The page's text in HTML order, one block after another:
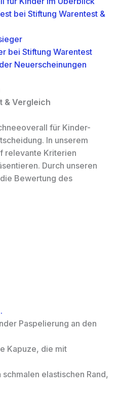
bei Stiftung Warentest &
bei Stiftung Warentest
Neuerscheinungen
& Vergleich
für Kinder-
In unserem
relevante Kriterien
Durch unseren
Bewertung des
Paspelierung an den
Kapuze, die mit
elastischen Rand,